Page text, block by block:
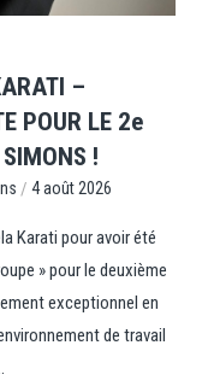
–
POUR LE 2e
!
/ 4 août 2026
Karati pour avoir été
» pour le deuxième
exceptionnel en
de travail